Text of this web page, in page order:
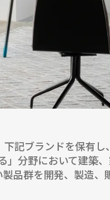
下記ブランドを保有
」分野において建築
品群を開発、製造、